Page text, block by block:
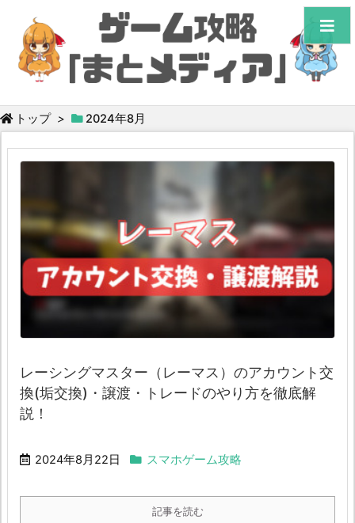
トップ > 2024年8月
レーシングマスター（レーマス）のアカウント交
換(垢交換)・譲渡・トレードのやり方を徹底解
説！
2024年8月22日 スマホゲーム攻略
記事を読む